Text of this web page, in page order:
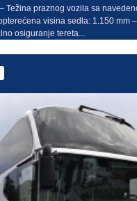
Težina praznog vozila sa
visina sedla: 1.150 mm
osiguranje tereta...